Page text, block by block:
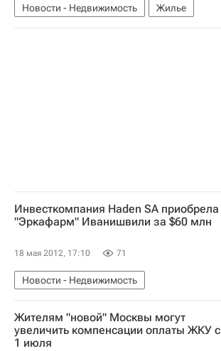
Новости - Недвижимость
Жилье
Многодетные семьи
Госдума РФ
Инвесткомпания Haden SA приобрела
"Эркафарм" Иванишвили за $60 млн
18 мая 2012, 17:10 71
Новости - Недвижимость
Коммерческая недвижимость
Борис Иванишвили
Уникор Россия
Жителям "новой" Москвы могут
увеличить компенсации оплаты ЖКУ с
1 июля